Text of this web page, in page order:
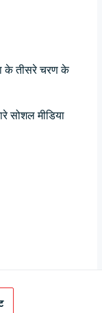
के तीसरे चरण के
सोशल मीडिया